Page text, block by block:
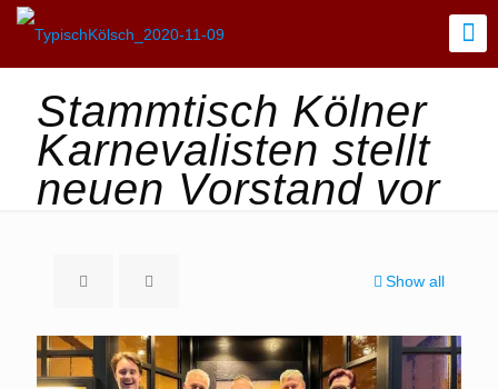
Stammtisch Kölner
Karnevalisten stellt
neuen Vorstand vor
Show all